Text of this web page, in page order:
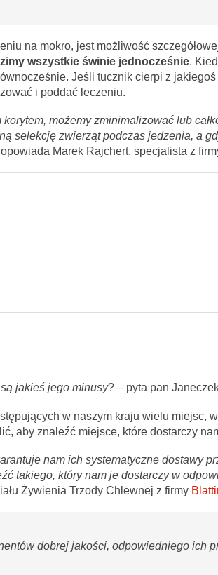
na mokro, jest możliwość
wszystkie świnie jednocześnie.
Jeśli tucznik cierpi z
i poddać leczeniu.
możemy zminimalizować lub
selekcję zwierząt podczas jedzenia, a
Marek Rajchert, specjalista z
jakieś jego minusy? – pyta pan
w naszym kraju wielu miejsc,
aby znaleźć miejsce, które dostarczy
nam ich systematyczne dostawy
takiego, który nam je dostarczy w
Żywienia Trzody Chlewnej z firmy
dobrej jakości, odpowiedniego ich